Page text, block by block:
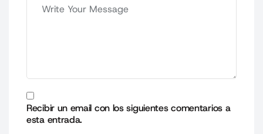
Recibir un email con los siguientes comentarios a
esta entrada.